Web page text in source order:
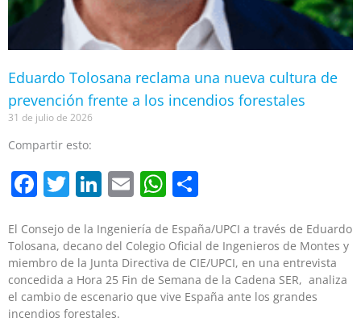
Eduardo Tolosana reclama una nueva cultura de
prevención frente a los incendios forestales
31 de julio de 2026
Compartir esto:
Facebook
Twitter
LinkedIn
EmailWhatsApp
El Consejo de la Ingeniería de España/UPCI a través de Eduardo
Tolosana, decano del Colegio Oficial de Ingenieros de Montes y
miembro de la Junta Directiva de CIE/UPCI, en una entrevista
concedida a Hora 25 Fin de Semana de la Cadena SER, analiza
el cambio de escenario que vive España ante los grandes
incendios forestales.